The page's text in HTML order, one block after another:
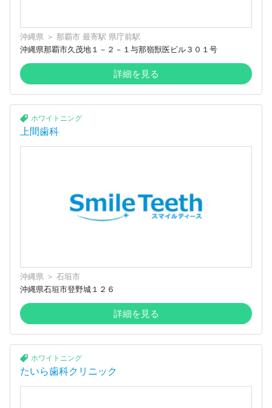
沖縄県 ＞ 那覇市 最寄駅 県庁前駅
沖縄県那覇市久茂地１－２－１与那嶺獣医ビル３０１号
詳細を見る
ホワイトニング
上間歯科
沖縄県 ＞ 石垣市
沖縄県石垣市登野城１２６
詳細を見る
ホワイトニング
たいら歯科クリニック